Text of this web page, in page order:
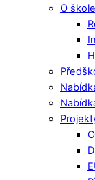
O škole